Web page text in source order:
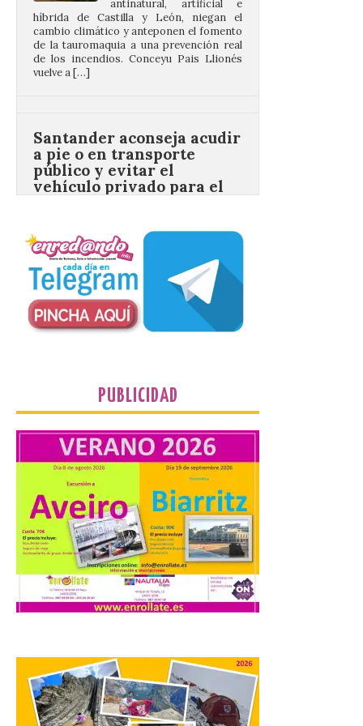
vuelve a […]
Santander aconseja acudir
eclipse
8 Ago 2026
puntos como el faro de
Cabo Mayor, Cueto,
Corbanera o Ciriego y
reforzará la movilidad con un servicio
especial de lanzaderas desde el PCTCAN
a Ciriego. El Ayuntamiento de […]
impulsa nuevas
iniciativas relacionadas
afianzar a Extremadura
como referente en
astroturismo
8 Ago 2026
Extremadura cuenta con
uno de los cielos
estrellados con menor
contaminación lumínica
de Europa, un recurso
natural que permite disfrutar de
ha puesto en marcha diversas iniciativas
relacionadas […]
PUBLICIDAD